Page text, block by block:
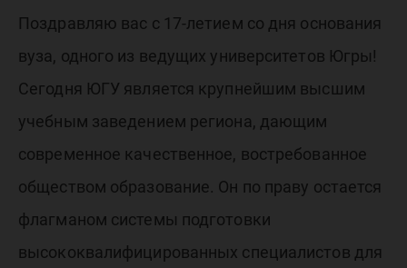
Поздравляю вас с 17-летием со дня основания
вуза, одного из ведущих университетов Югры!
Сегодня ЮГУ является крупнейшим высшим
учебным заведением региона, дающим
современное качественное, востребованное
обществом образование. Он по праву остается
флагманом системы подготовки
высококвалифицированных специалистов для